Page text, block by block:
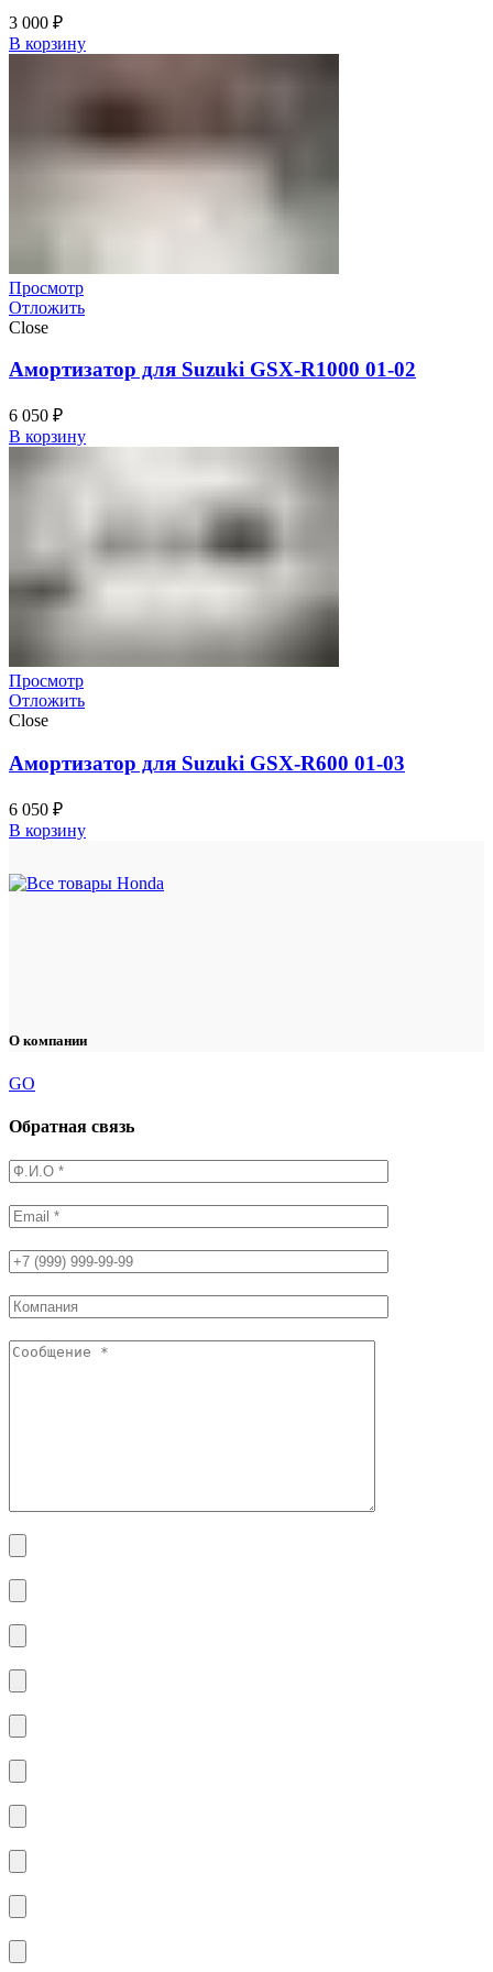
3 000 ₽
В корзину
Просмотр
Отложить
Close
Амортизатор для Suzuki GSX-R1000 01-02
6 050 ₽
В корзину
Просмотр
Отложить
Close
Амортизатор для Suzuki GSX-R600 01-03
6 050 ₽
В корзину
О компании
GO
Обратная связь